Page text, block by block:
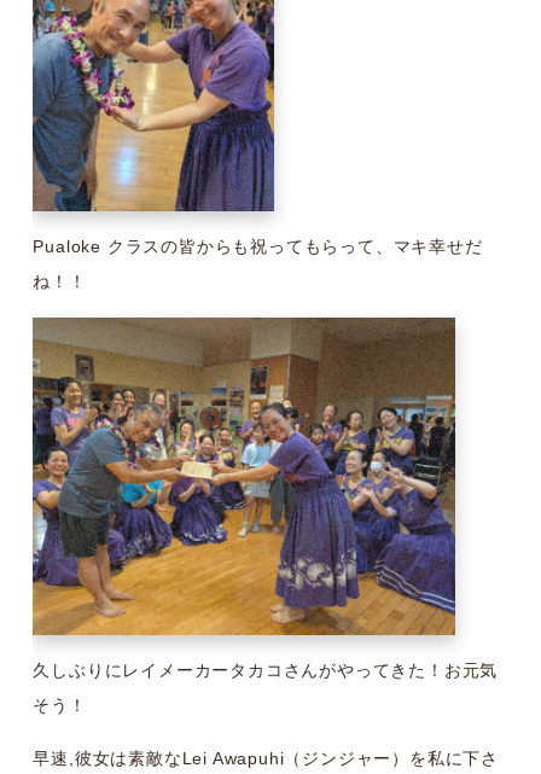
Pualoke クラスの皆からも祝ってもらって、マキ幸せだ
ね！！
久しぶりにレイメーカータカコさんがやってきた！お元気
そう！
早速,彼女は素敵なLei Awapuhi（ジンジャー）を私に下さ